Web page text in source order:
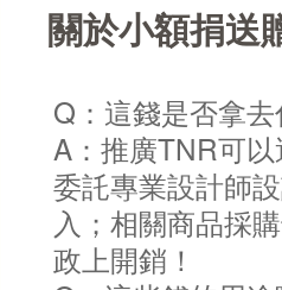
關於小額捐送
Q：這錢是否拿
A：推廣TNR可
委託專業設計師
入；相關商品採
政上開銷！